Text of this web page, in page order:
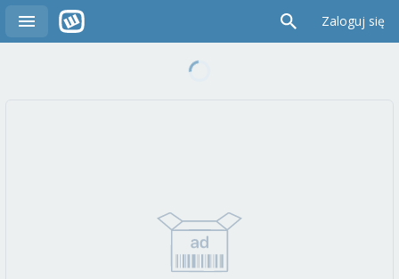
Zaloguj się